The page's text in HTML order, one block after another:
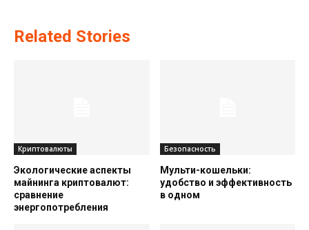
Related Stories
Криптовалюты
Экологические аспекты
майнинга криптовалют:
сравнение
энергопотребления
Безопасность
Мульти-кошельки:
удобство и эффективность
в одном